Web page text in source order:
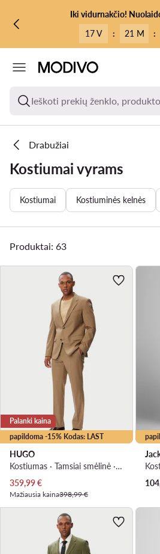
PEREITI PRIE PAGRINDINIO TURINIO
PEREITI Į PAIEŠKĄIki vidurnakčio!
17 V
: 21 M :
Ieškoti prekių ženklo,
Drabužiai
Kostiumai vyrams
Kostiumai Kostiuminės kelnės
Produktai: 63
papildoma -15% Kodas: LAST
Palanki kaina
HUGO
Kostiumas · Tamsiai smėlinė · Slim Fit
Dabartinė kaina
359,99€
Mažiausia kaina398,99 €